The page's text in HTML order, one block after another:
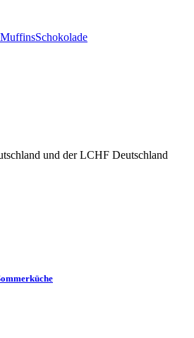
MuffinsSchokolade
und der LCHF Deutschland